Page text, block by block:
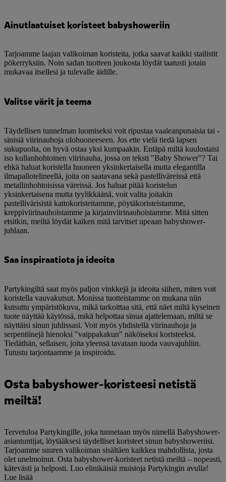
Ainutlaatuiset koristeet babyshoweriin
Tarjoamme laajan valikoiman koristeita, jotka saavat kaikki stailistit
pökerryksiin. Noin sadan tuotteen joukosta löydät taatusti jotain
mukavaa itsellesi ja tulevalle äidille.
Valitse värit ja teema
Täydellisen tunnelman luomiseksi voit ripustaa vaaleanpunaisia tai -
sinisiä viirinauhoja olohuoneeseen. Jos ette vielä tiedä lapsen
sukupuolta, on hyvä ostaa yksi kumpaakin. Entäpä miltä kuulostaisi
iso kullanhohtoinen viirinauha, jossa on teksti "Baby Shower"? Tai
ehkä haluat koristella huoneen yksinkertaisella mutta elegantilla
ilmapallotelineellä, joita on saatavana sekä pastelliväreissä että
metallinhohtoisissa väreissä. Jos haluat pitää koristelun
yksinkertaisena mutta tyylikkäänä, voit valita joitakin
pastellivärisistä kattokoristeitamme, pöytäkoristeistamme,
kreppiviirinauhoistamme ja kirjainviirinauhoistamme. Mitä sitten
etsitkin, meiltä löydät kaiken mitä tarvitset upeaan babyshower-
juhlaan.
Saa inspiraatiota ja ideoita
Partykingiltä saat myös paljon vinkkejä ja ideoita siihen, miten voit
koristella vauvakutsut. Monissa tuotteistamme on mukana niin
kutsuttu ympäristökuva, mikä tarkoittaa sitä, että näet miltä kyseinen
tuote näyttää käytössä, mikä helpottaa sinua ajattelemaan, miltä se
näyttäisi sinun juhlissasi. Voit myös yhdistellä viirinauhoja ja
serpentiinejä hienoksi "vaippakakun" näköiseksi koristeeksi.
Tiedäthän, sellaisen, joita yleensä tavataan tuoda vauvajuhliin.
Tutustu tarjontaamme ja inspiroidu.
Osta babyshower-koristeesi netistä
meiltä!
Tervetuloa Partykingille, joka tunnetaan myös nimellä Babyshower-
asiantuntijat, löytääksesi täydelliset koristeet sinun babyshoweriisi.
Tarjoamme suuren valikoiman sisältäen kaikkea mahdollista, josta
olet unelmoinut. Osta babyshower-koristeet netistä meiltä – nopeasti,
kätevästi ja helposti. Luo elinikäisiä muistoja Partykingin avulla!
Lue lisää